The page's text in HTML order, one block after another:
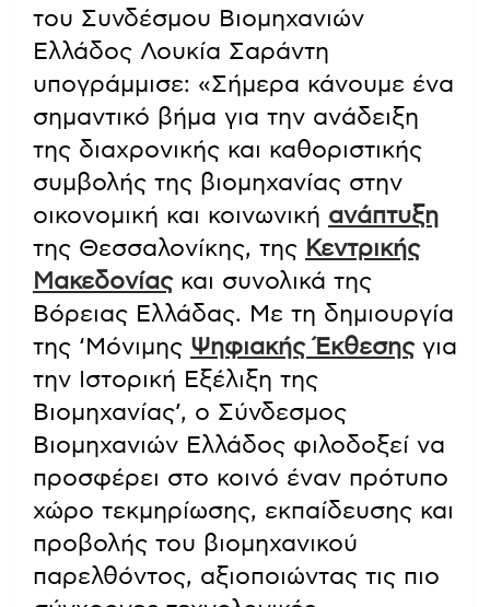
του Συνδέσμου Βιομηχανιών
Ελλάδος Λουκία Σαράντη
υπογράμμισε: «Σήμερα κάνουμε ένα
σημαντικό βήμα για την ανάδειξη
της διαχρονικής και καθοριστικής
συμβολής της βιομηχανίας στην
οικονομική και κοινωνική ανάπτυξη
της Θεσσαλονίκης, της Κεντρικής
Μακεδονίαςκαι συνολικά της
Βόρειας Ελλάδας. Με τη δημιουργία
της ‘Μόνιμης Ψηφιακής Έκθεσηςγια
την Ιστορική Εξέλιξη της
Βιομηχανίας’, ο Σύνδεσμος
Βιομηχανιών Ελλάδος φιλοδοξεί να
προσφέρει στο κοινό έναν πρότυπο
χώρο τεκμηρίωσης, εκπαίδευσης και
προβολής του βιομηχανικού
παρελθόντος, αξιοποιώντας τις πιο